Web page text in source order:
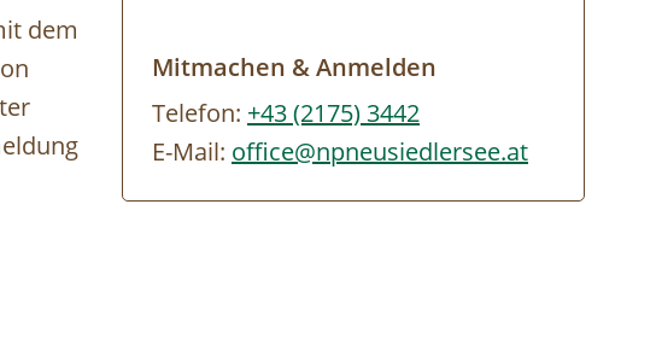
dem
Mitmachen & Anmelden
Telefon: +43 (2175) 3442
E-Mail: office@npneusiedlersee.at